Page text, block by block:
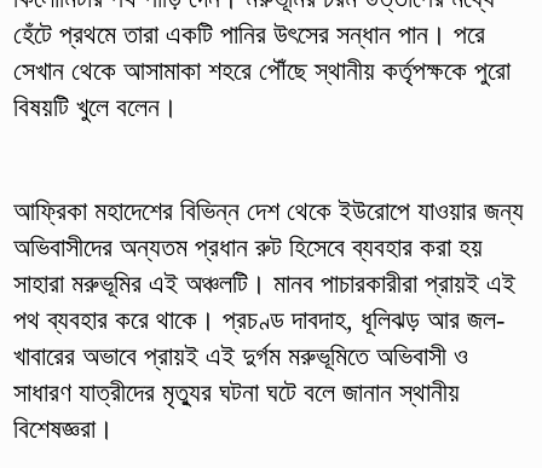
হেঁটে প্রথমে তারা একটি পানির উৎসের সন্ধান পান। পরে
সেখান থেকে আসামাকা শহরে পৌঁছে স্থানীয় কর্তৃপক্ষকে পুরো
বিষয়টি খুলে বলেন।
আফ্রিকা মহাদেশের বিভিন্ন দেশ থেকে ইউরোপে যাওয়ার জন্য
অভিবাসীদের অন্যতম প্রধান রুট হিসেবে ব্যবহার করা হয়
সাহারা মরুভূমির এই অঞ্চলটি। মানব পাচারকারীরা প্রায়ই এই
পথ ব্যবহার করে থাকে। প্রচণ্ড দাবদাহ, ধূলিঝড় আর জল-
খাবারের অভাবে প্রায়ই এই দুর্গম মরুভূমিতে অভিবাসী ও
সাধারণ যাত্রীদের মৃত্যুর ঘটনা ঘটে বলে জানান স্থানীয়
বিশেষজ্ঞরা।